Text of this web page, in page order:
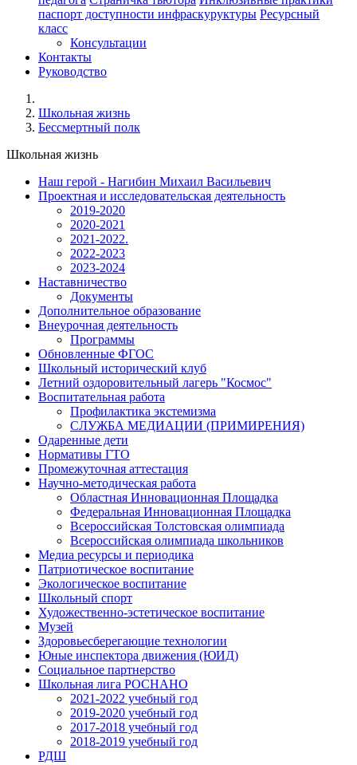
паспорт доступности инфраскуруктуры Ресурсный
класс
Консультации
Контакты
Руководство
Школьная жизнь
Бессмертный полк
Школьная жизнь
Наш герой - Нагибин Михаил Васильевич
Проектная и исследовательская деятельность
2019-2020
2020-2021
2021-2022.
2022-2023
2023-2024
Наставничество
Документы
Дополнительное образование
Внеурочная деятельность
Программы
Обновленные ФГОС
Школьный исторический клуб
Летний оздоровительный лагерь "Космос"
Воспитательная работа
Профилактика экстемизма
СЛУЖБА МЕДИАЦИИ (ПРИМИРЕНИЯ)
Одаренные дети
Нормативы ГТО
Промежуточная аттестация
Научно-методическая работа
Областная Инновационная Площадка
Федеральная Инновационная Площадка
Всероссийская Толстовская олимпиада
Всероссийская олимпиада школьников
Медиа ресурсы и периодика
Патриотическое воспитание
Экологическое воспитание
Школьный спорт
Художественно-эстетическое воспитание
Музей
Здоровьесберегающие технологии
Юные инспектора движения (ЮИД)
Социальное партнерство
Школьная лига РОСНАНО
2021-2022 учебный год
2019-2020 учебный год
2017-2018 учебный год
2018-2019 учебный год
РДШ